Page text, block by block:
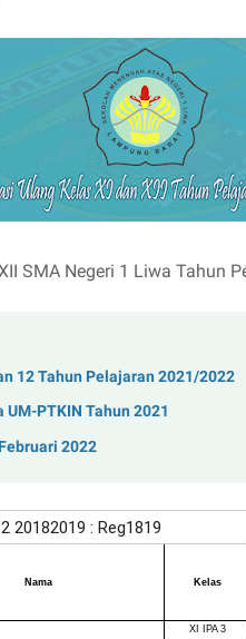
SMA Negeri 1 Liwa Tahun
12 Tahun Pelajaran 2021/2022
PTKIN Tahun 2021
2022